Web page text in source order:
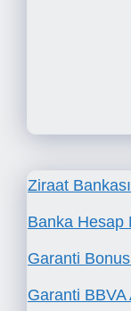
Ziraat
Banka Hesap
Garanti
Garanti BBVA